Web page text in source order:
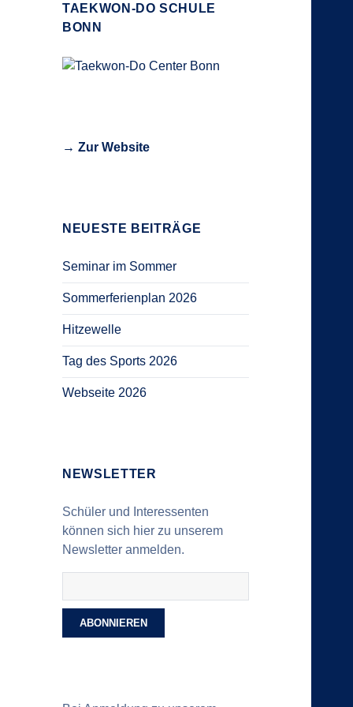
TAEKWON-DO SCHULE
BONN
→ Zur Website
NEUESTE BEITRÄGE
Seminar im Sommer
Sommerferienplan 2026
Hitzewelle
Tag des Sports 2026
Webseite 2026
NEWSLETTER
Schüler und Interessenten
können sich hier zu unserem
Newsletter anmelden.